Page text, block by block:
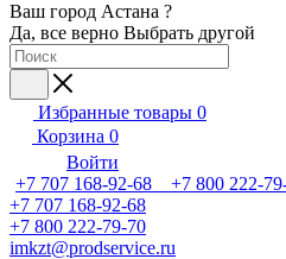
Ваш город Астана ?
Да, все верно Выбрать другой
Избранные товары 0
Корзина 0
Войти
+7 707 168-92-68 +7 800 222-
+7 707 168-92-68
+7 800 222-79-70
imkzt@prodservice.ru